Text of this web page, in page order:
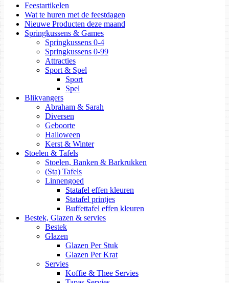
Feestartikelen
Wat te huren met de feestdagen
Nieuwe Producten deze maand
Springkussens & Games
Springkussens 0-4
Springkussens 0-99
Attracties
Sport & Spel
Sport
Spel
Blikvangers
Abraham & Sarah
Diversen
Geboorte
Halloween
Kerst & Winter
Stoelen & Tafels
Stoelen, Banken & Barkrukken
(Sta) Tafels
Linnengoed
Statafel effen kleuren
Statafel printjes
Buffettafel effen kleuren
Bestek, Glazen & servies
Bestek
Glazen
Glazen Per Stuk
Glazen Per Krat
Servies
Koffie & Thee Servies